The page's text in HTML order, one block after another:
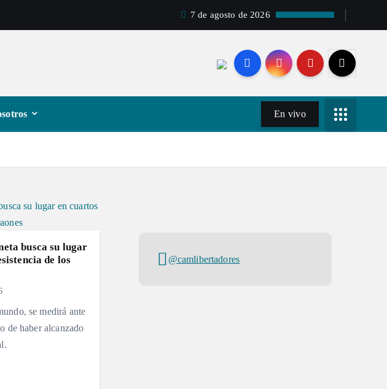
7 de agosto de 2026
En vivo
busca su lugar
de los
se medirá ante
de haber alcanzado
@camlibertadores